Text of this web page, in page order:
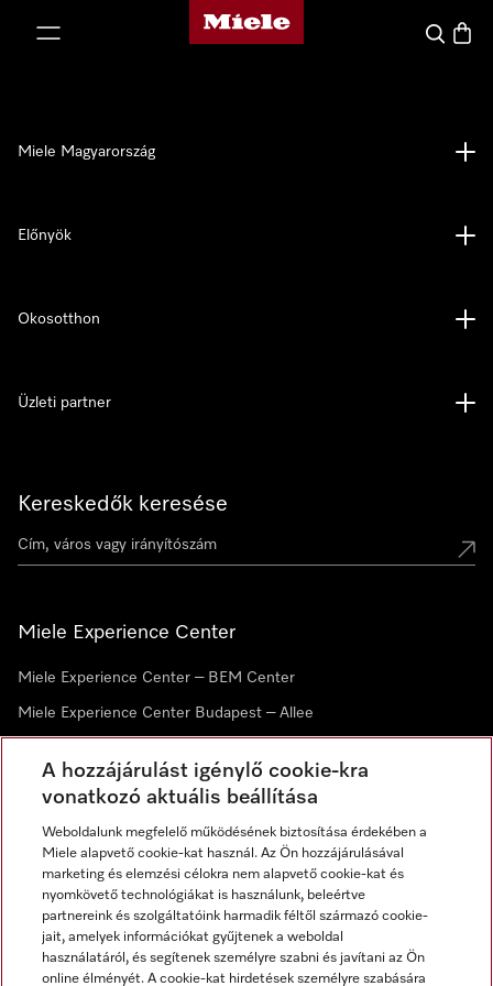
Miele honlapja
Kereses
Kereskedők keresése
Miele Experience Center
Miele Experience Center – BEM Center
Miele Experience Center Budapest – Allee
Hírlevél
Miele Magyarország
Előnyök
Okosotthon
Üzleti partner
A hozzájárulást igénylő cookie-kra
vonatkozó aktuális beállítása
Weboldalunk megfelelő működésének biztosítása érdekében a
Miele alapvető cookie-kat használ. Az Ön hozzájárulásával
marketing és elemzési célokra nem alapvető cookie-kat és
nyomkövető technológiákat is használunk, beleértve
partnereink és szolgáltatóink harmadik féltől származó cookie-
jait, amelyek információkat gyűjtenek a weboldal
használatáról, és segítenek személyre szabni és javítani az Ön
online élményét. A cookie-kat hirdetések személyre szabására